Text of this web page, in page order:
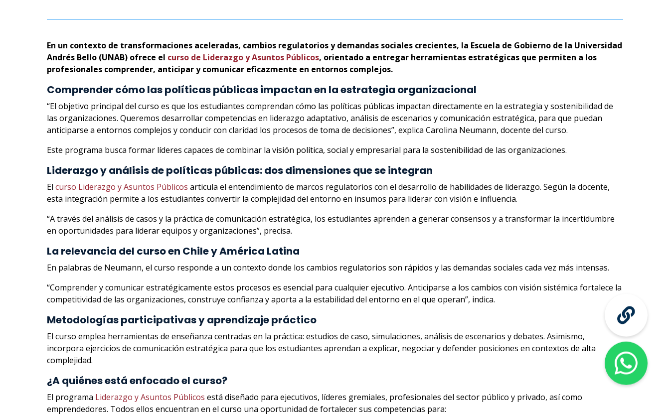
En un contexto de transformaciones aceleradas, cambios regulatorios y demandas sociales crecientes, la Escuela de Gobierno de la Universidad
Andrés Bello (UNAB) ofrece el curso de Liderazgo y Asuntos Públicos, orientado a entregar herramientas estratégicas que permiten a los
profesionales comprender, anticipar y comunicar eficazmente en entornos complejos.
Comprender cómo las políticas públicas impactan en la estrategia organizacional
“El objetivo principal del curso es que los estudiantes comprendan cómo las políticas públicas impactan directamente en la estrategia y sostenibilidad de
las organizaciones. Queremos desarrollar competencias en liderazgo adaptativo, análisis de escenarios y comunicación estratégica, para que puedan
anticiparse a entornos complejos y conducir con claridad los procesos de toma de decisiones”, explica Carolina Neumann, docente del curso.
Este programa busca formar líderes capaces de combinar la visión política, social y empresarial para la sostenibilidad de las organizaciones.
Liderazgo y análisis de políticas públicas: dos dimensiones que se integran
El curso Liderazgo y Asuntos Públicos articula el entendimiento de marcos regulatorios con el desarrollo de habilidades de liderazgo. Según la docente,
esta integración permite a los estudiantes convertir la complejidad del entorno en insumos para liderar con visión e influencia.
“A través del análisis de casos y la práctica de comunicación estratégica, los estudiantes aprenden a generar consensos y a transformar la incertidumbre
en oportunidades para liderar equipos y organizaciones”, precisa.
La relevancia del curso en Chile y América Latina
En palabras de Neumann, el curso responde a un contexto donde los cambios regulatorios son rápidos y las demandas sociales cada vez más intensas.
“Comprender y comunicar estratégicamente estos procesos es esencial para cualquier ejecutivo. Anticiparse a los cambios con visión sistémica fortalece la
competitividad de las organizaciones, construye confianza y aporta a la estabilidad del entorno en el que operan”, indica.
Metodologías participativas y aprendizaje práctico
El curso emplea herramientas de enseñanza centradas en la práctica: estudios de caso, simulaciones, análisis de escenarios y debates. Asimismo,
incorpora ejercicios de comunicación estratégica para que los estudiantes aprendan a explicar, negociar y defender posiciones en contextos de alta
complejidad.
¿A quiénes está enfocado el curso?
El programa Liderazgo y Asuntos Públicos está diseñado para ejecutivos, líderes gremiales, profesionales del sector público y privado, así como
emprendedores. Todos ellos encuentran en el curso una oportunidad de fortalecer sus competencias para: